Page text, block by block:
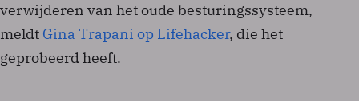
verwijderen van het oude besturingssysteem,
meldt Gina Trapani op Lifehacker, die het
geprobeerd heeft.